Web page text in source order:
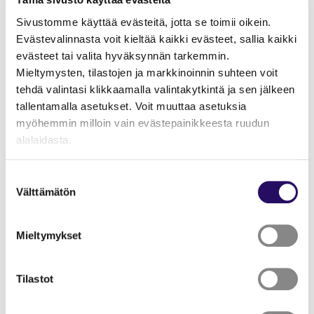
Sivustomme käyttää evästeitä, jotta se toimii oikein.
Evästevalinnasta voit kieltää kaikki evästeet, sallia kaikki
evästeet tai valita hyväksynnän tarkemmin.
Mieltymysten, tilastojen ja markkinoinnin suhteen voit
tehdä valintasi klikkaamalla valintakytkintä ja sen jälkeen
tallentamalla asetukset. Voit muuttaa asetuksia
myöhemmin milloin vain evästepainikkeesta ruudun
alalaidasta.
Lue lisää sivustostamme ja evästeistä
valinta
Välttämätön
Mieltymykset
Tilastot
ohjelman viimeistelyssä sekä tulevissa Kuopio Plus -
hankkeen toimenpiteissä.
Hyväksymisen jälkeen kehittämisohjelmaa ja sen
toimenpiteitä tarkennetaan ja viedään kohti toteutusta
yhdessä kaupungin asiantuntijoiden ja sidosryhmien
kanssa. Hankkeen edetessä kehittämisohjelmaa tullaan
täydentämään ja päivittämään tarpeellisin väliajoin.
kärkihankkeesta on mahdollista jättää sunnuntaihin
22.2.2026 mennessä verkkokyselyn kautta tai kirjallisesti
Kehittämisohjelman verkkokysely.
Tutustu Kuopio Plus -